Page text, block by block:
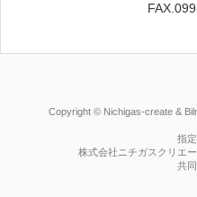
Copyright © Nichigas-create &
指
株式会社ニチガスクリエ
共